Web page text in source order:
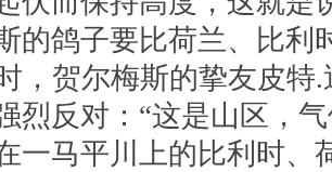
的鸽子要比荷兰、比利
，贺尔梅斯的挚友皮特.
烈反对：“这是山区，
一马平川上的比利时、